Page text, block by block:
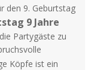
den 9. Geburtstag
9 Jahre
Partygäste zu
Köpfe ist ein